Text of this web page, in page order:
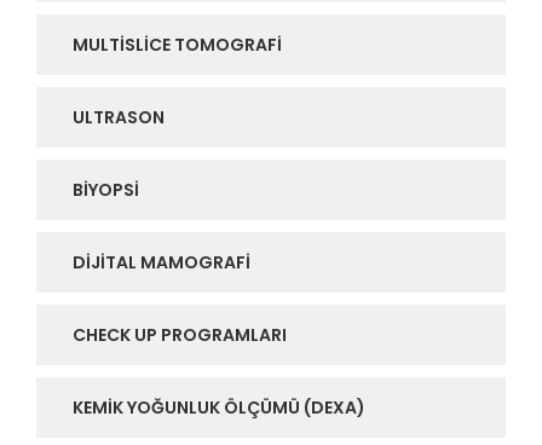
MULTISLICE TOMOGRAFI
ULTRASON
BIYOPSI
DIJITAL MAMOGRAFI
CHECK UP PROGRAMLARI
KEMIK YOĞUNLUK ÖLÇÜMÜ (DEXA)